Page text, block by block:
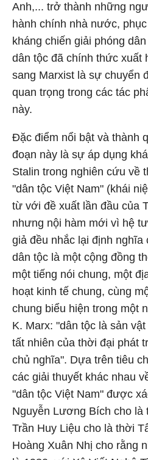
Anh,... trở thành những
hành chính nhà nước,
kháng chiến giải phóng
dân tộc đã chính thức xuất
sang Marxist là sự chuyển
quan trọng trong các tác
này.
Đặc điểm nổi bật và thành
đoạn này là sự áp dụng
Stalin trong nghiên cứu về
"dân tộc Việt Nam" (khái
từ với đề xuất lần đầu của
nhưng nội hàm mới vì hệ
giả đều nhắc lại định nghĩa
dân tộc là một cộng đồng
một tiếng nói chung, một
hoạt kinh tế chung, cùng
chung biểu hiện trong một
K. Marx: "dân tộc là sản
tất nhiên của thời đại phát
chủ nghĩa". Dựa trên tiêu
các giải thuyết khác nhau
"dân tộc Việt Nam" được
Nguyễn Lương Bích cho là
Trần Huy Liệu cho là thời
Hoàng Xuân Nhị cho rằng